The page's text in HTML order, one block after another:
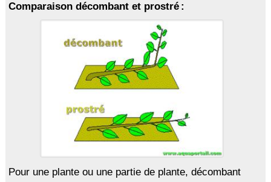
Comparaison décombant et prostré :
Pour une plante ou une partie de plante, décombant